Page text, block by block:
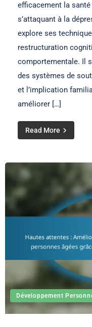
efficacement la
s’attaquant à la
explore ses
restructuration
comportementale. Il
des systèmes de
et l’implication
améliorer […]
Read More
Développement